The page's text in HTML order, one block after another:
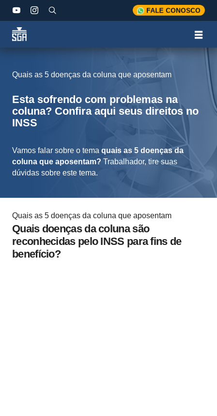
FALE CONOSCO
Quais as 5 doenças da coluna que aposentam
Esta sofrendo com problemas na
coluna? Confira aqui seus direitos no
INSS
Vamos falar sobre o tema quais as 5 doenças da
coluna que aposentam? Trabalhador, tire suas
dúvidas sobre este tema.
Quais as 5 doenças da coluna que aposentam
Quais doenças da coluna são
reconhecidas pelo INSS para fins de
benefício?